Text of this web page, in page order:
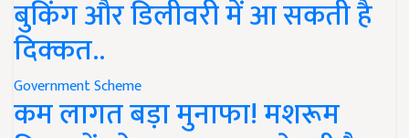
बुकिंग और डिलीवरी में आ सकती है
दिक्कत..
Government Scheme
कम लागत बड़ा मुनाफा! मशरूम